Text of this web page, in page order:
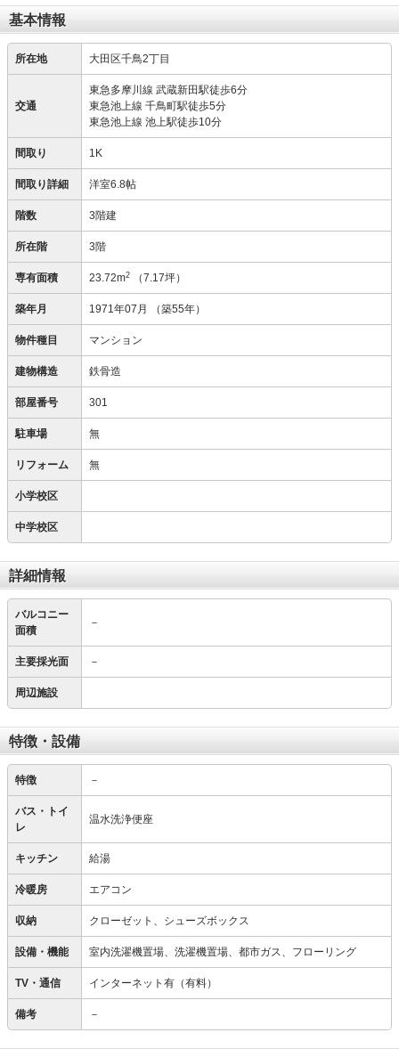
基本情報
所在地 大田区千鳥2丁目
交通
東急多摩川線 武蔵新田駅徒歩6分
東急池上線 千鳥町駅徒歩5分
東急池上線 池上駅徒歩10分
間取り 1K
間取り詳細 洋室6.8帖
階数 3階建
所在階 3階
専有面積 23.72m2 （7.17坪）
築年月 1971年07月 （築55年）
物件種目 マンション
建物構造 鉄骨造
部屋番号 301
駐車場 無
リフォーム 無
小学校区
中学校区
詳細情報
バルコニー
面積
－
主要採光面 －
周辺施設
特徴・設備
特徴 －
バス・トイ
レ
温水洗浄便座
キッチン 給湯
冷暖房 エアコン
収納 クローゼット、シューズボックス
設備・機能 室内洗濯機置場、洗濯機置場、都市ガス、フローリング
TV・通信 インターネット有（有料）
備考 －